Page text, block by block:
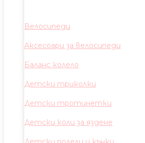
Велосипеди
Аксесоари за велосипеди
Баланс колело
Детски триколки
Детски тротинетки
Детски коли за яздене